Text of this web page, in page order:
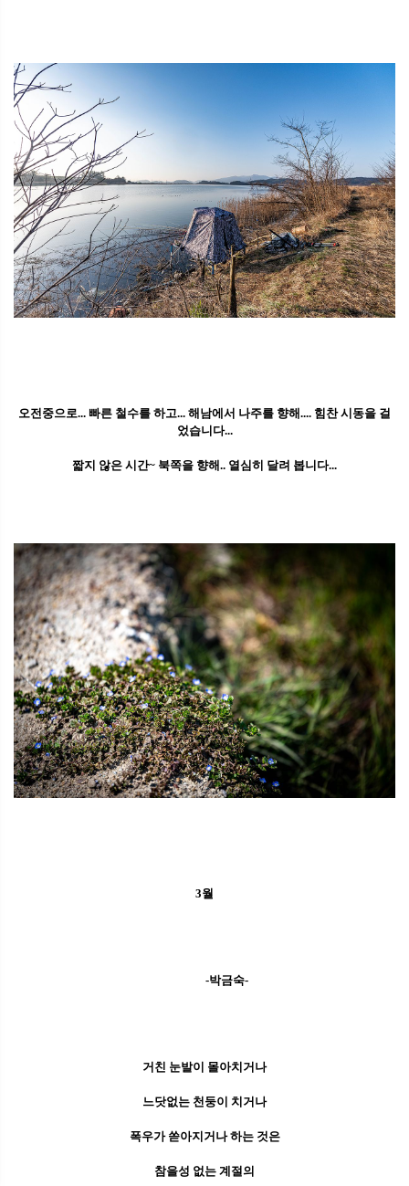
오전중으로... 빠른 철수를 하고... 해남에서 나주를 향해.... 힘찬 시동을 걸
었습니다...
짧지 않은 시간~ 북쪽을 향해.. 열심히 달려 봅니다...
3월
-박금숙-
거친 눈발이 몰아치거나
느닷없는 천둥이 치거나
폭우가 쏟아지거나 하는 것은
참을성 없는 계절의